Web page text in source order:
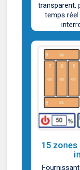
transparent,
temps
15